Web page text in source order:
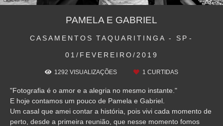
CASAMENTOS TAQUARITINGA - SP
01/FEVEREIRO/2019
PAMELA E GABRIEL
1292 VISUALIZAÇÕES 1 CURTIDAS
"Fotografia é o amor e a alegria no mesmo instante."
E hoje contamos um pouco de Pamela e Gabriel.
Um casal que amei contar a história, pois vivi cada momento de
perto, desde a primeira reunião, que nesse momento fomos